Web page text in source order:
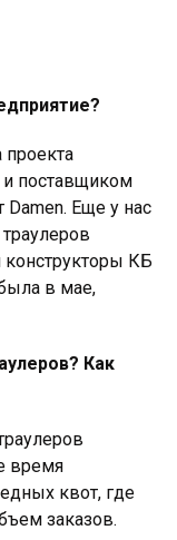
и поставщиком
Damen. Еще у нас
конструкторы КБ
в мае,
Как
время
квот, где
заказов.